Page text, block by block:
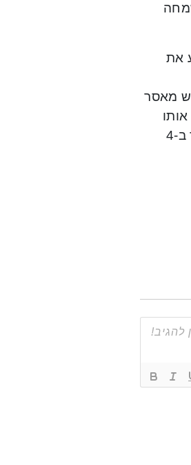
את
מאסר
לבדיקה פסיכיאטרית ראשונית וזאת במהלך מעצרו. השופט האריך את מעצר החשוד ב-4